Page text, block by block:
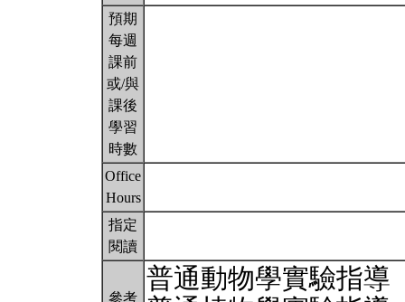
預期
每週
課前
或/與
課後
學習
時數
Office
Hours
指定
閱讀
參考
普通動物學實驗指導